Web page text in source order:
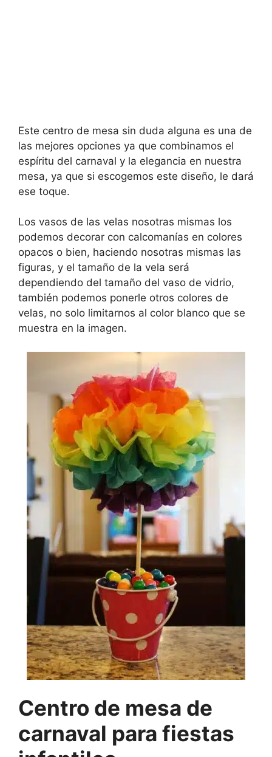
Este centro de mesa sin duda alguna es una de
las mejores opciones ya que combinamos el
espíritu del carnaval y la elegancia en nuestra
mesa, ya que si escogemos este diseño, le dará
ese toque.
Los vasos de las velas nosotras mismas los
podemos decorar con calcomanías en colores
opacos o bien, haciendo nosotras mismas las
figuras, y el tamaño de la vela será
dependiendo del tamaño del vaso de vidrio,
también podemos ponerle otros colores de
velas, no solo limitarnos al color blanco que se
muestra en la imagen.
Centro de mesa de
carnaval para fiestas